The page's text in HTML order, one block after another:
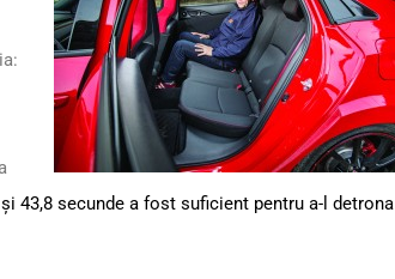
43,8 secunde a fost suficient pentru a-l detrona